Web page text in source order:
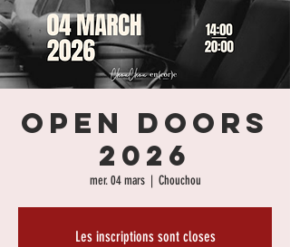
OPEN DOORS
2026
mer. 04 mars
  |
Chouchou
Les inscriptions sont closes